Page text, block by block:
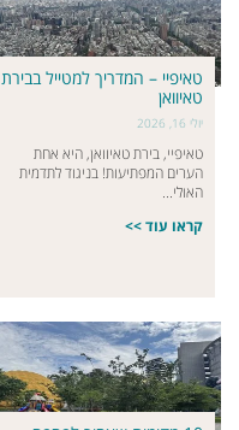
טאיפיי – המדריך למטייל בבירת
טאיוואן
יולי 16, 2026
טאיפיי, בירת טאיוואן, היא אחת
הערים המפתיעות! בניגוד לתדמית
האולי...
קראו עוד >>